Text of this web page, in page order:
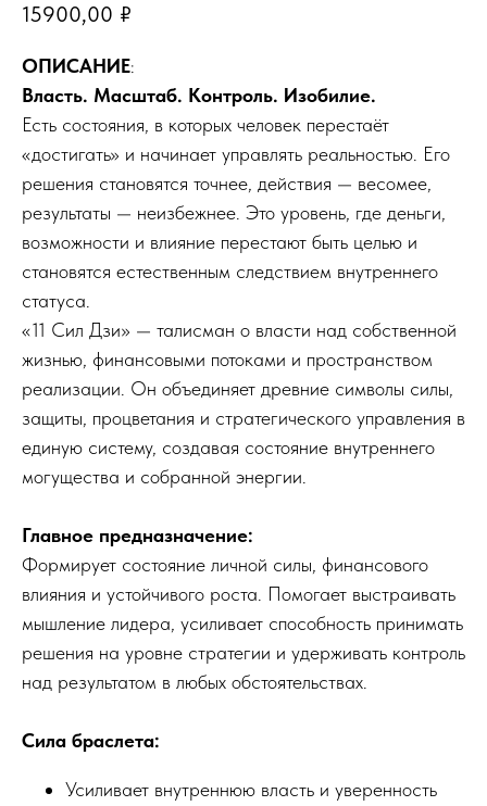
15900,00 ₽
ОПИСАНИЕ:
Власть. Масштаб. Контроль. Изобилие.
Есть состояния, в которых человек перестаёт
«достигать» и начинает управлять реальностью. Его
решения становятся точнее, действия — весомее,
результаты — неизбежнее. Это уровень, где деньги,
возможности и влияние перестают быть целью и
становятся естественным следствием внутреннего
статуса.
«11 Сил Дзи» — талисман о власти над собственной
жизнью, финансовыми потоками и пространством
реализации. Он объединяет древние символы силы,
защиты, процветания и стратегического управления в
единую систему, создавая состояние внутреннего
могущества и собранной энергии.
Главное предназначение:
Формирует состояние личной силы, финансового
влияния и устойчивого роста. Помогает выстраивать
мышление лидера, усиливает способность принимать
решения на уровне стратегии и удерживать контроль
над результатом в любых обстоятельствах.
Сила браслета:
Усиливает внутреннюю власть и уверенность